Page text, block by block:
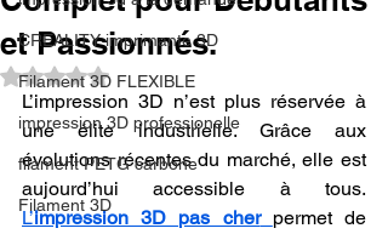
CREALITY imprimante 3D
Filament 3D FLEXIBLE
impression 3D professionelle
filament PETG carbone
Filament 3D
et Passionnés.
Noté NaN étoiles sur 5.
L’impression 3D n’est plus réservée à
une élite industrielle. Grâce aux
évolutions récentes du marché, elle est
L’impression 3D pas cher permet de